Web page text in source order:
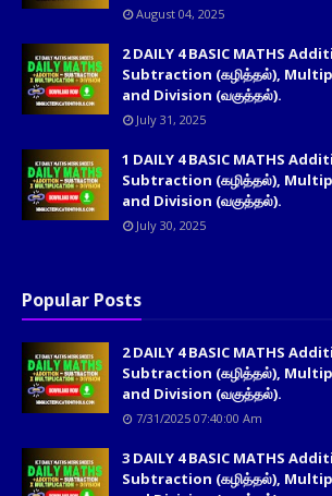
August 04, 2025
2 DAILY 4 BASIC MATHS
Subtraction (கழித்தல்),
and Division (வகுத்தல்).
July 31, 2025
1 DAILY 4 BASIC MATHS
Subtraction (கழித்தல்),
and Division (வகுத்தல்).
July 30, 2025
Popular Posts
2 DAILY 4 BASIC MATHS
Subtraction (கழித்தல்),
and Division (வகுத்தல்).
7/31/2025 07:40:00 Am
3 DAILY 4 BASIC MATHS
Subtraction (கழித்தல்),